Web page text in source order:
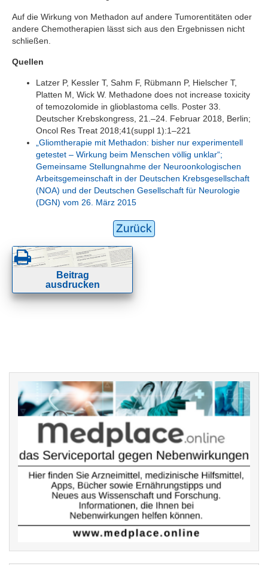
Auf die Wirkung von Methadon auf andere Tumorentitäten oder
andere Chemotherapien lässt sich aus den Ergebnissen nicht
schließen.
Quellen
Latzer P, Kessler T, Sahm F, Rübmann P, Hielscher T,
Platten M, Wick W. Methadone does not increase toxicity
of temozolomide in glioblastoma cells. Poster 33.
Deutscher Krebskongress, 21.–24. Februar 2018, Berlin;
Oncol Res Treat 2018;41(suppl 1):1–221
„Gliomtherapie mit Methadon: bisher nur experimentell
getestet – Wirkung beim Menschen völlig unklar“;
Gemeinsame Stellungnahme der Neuroonkologischen
Arbeitsgemeinschaft in der Deutschen Krebsgesellschaft
(NOA) und der Deutschen Gesellschaft für Neurologie
(DGN) vom 26. März 2015
Zurück
Beitrag
ausdrucken